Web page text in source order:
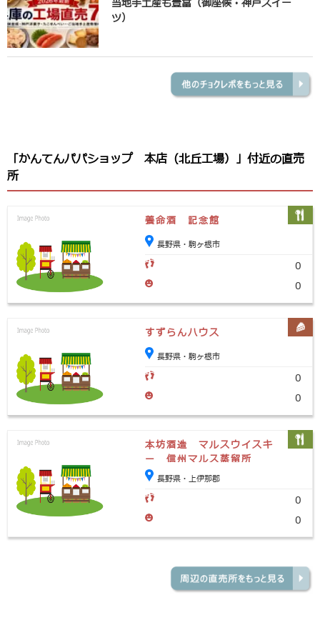
当地手土産も豊富（御座候・神戸スイー
ツ）
「かんてんパパショップ 本店（北丘工場）」付近の直売
所
養命酒 記念館
長野県・駒ヶ根市
0
0
すずらんハウス
長野県・駒ヶ根市
0
0
本坊酒造 マルスウイスキ
ー 信州マルス蒸留所
長野県・上伊那郡
0
0